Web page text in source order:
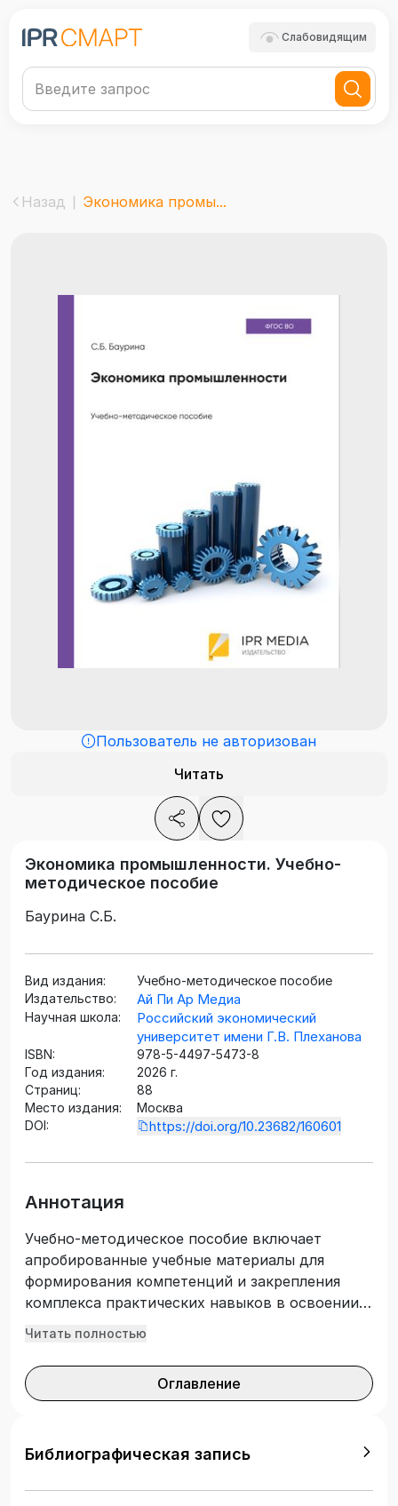
Слабовидящим
Назад Экономика промы...
Пользователь не авторизован
Читать
Экономика промышленности. Учебно-
методическое пособие
Баурина С.Б.
Вид издания:
Учебно-методическое пособие
Издательство:
Ай Пи Ар Медиа
Научная школа:
Российский экономический
университет имени Г.В. Плеханова
ISBN:
978-5-4497-5473-8
Год издания:
2026 г.
Страниц:
88
Место издания:
Москва
DOI:
https://doi.org/10.23682/160601
Аннотация
Учебно-методическое пособие включает
апробированные учебные материалы для
формирования компетенций и закрепления
комплекса практических навыков в освоении
экономики промышленности. Издание
обширный интеллектуальный материал и
преобразовать его в стройную систему
об экономике промышленности. В учебно-
разнообразные задания, которые могут быть
Читать полностью
Оглавление
Библиографическая запись